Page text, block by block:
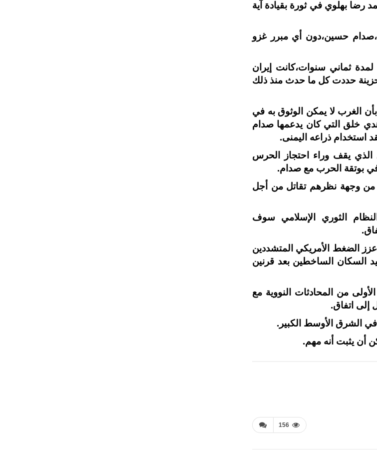
في عام 1979،تم الإطاحة بمحمد رضا بهلوي في ثورة بقيادة آية
العراقي المعين،صدام حسين،دون أي مبرر غزو
ثماني سنوات،كانت إيران
حددت كل ما حدث منذ ذلك
عن الوعظ بأن الغرب لا يمكن الوثوق به في
خلق التي كان يدعمها صدام
استخدام ذراعه اليمنى.
الذي يقف وراء احتجاز الحرس
في بوتقة الحرب مع صدام.
من وجهة نظرهم تقاتل من أجل
الثوري الإسلامي سوف
عزز الضغط الأمريكي المتشددين
السكان الساخطين بعد قرنين
من المحادثات النووية مع
الشرق الأوسط الكبير.
أن يثبت أنه مهم.
156